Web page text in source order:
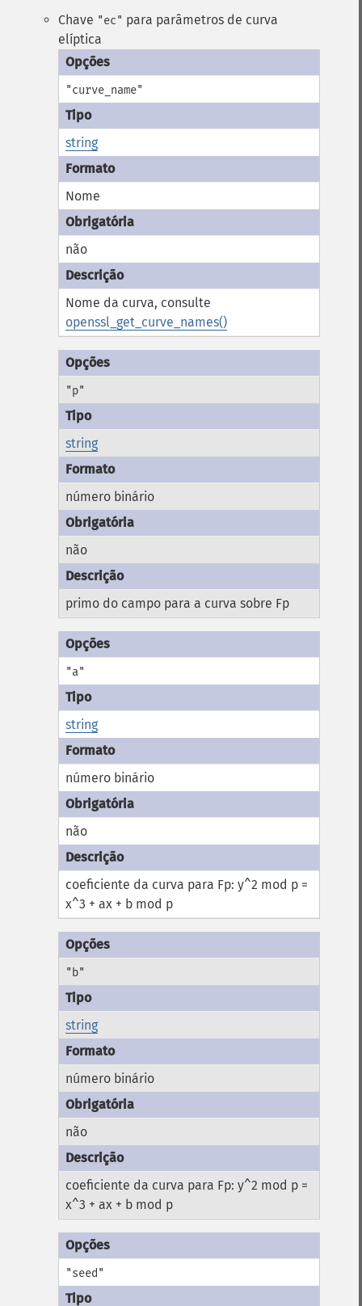
Chave "ec" para parâmetros de curva
elíptica
"curve_name"
string
Nome
não
Nome da curva, consulte
openssl_get_curve_names()
"p"
string
número binário
não
primo do campo para a curva sobre Fp
"a"
string
número binário
não
coeficiente da curva para Fp: y^2 mod p =
x^3 + ax + b mod p
"b"
string
número binário
não
coeficiente da curva para Fp: y^2 mod p =
x^3 + ax + b mod p
"seed"